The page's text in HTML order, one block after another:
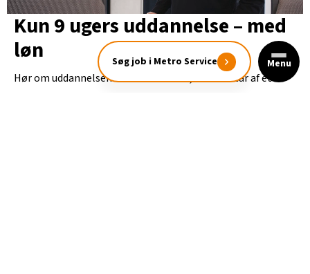
Menu
Kun 9 ugers uddannelse – med
løn
Hør om uddannelsen til Letbanefører, som består af et
Søg job i Metro Service